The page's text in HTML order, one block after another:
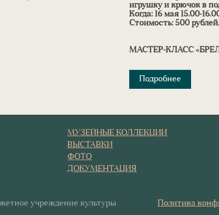
игрушку и крючок в
Когда: 16 мая 15.00-
Стоимость: 500 рублей.
МАСТЕР-КЛАСС
Подробнее
МУЗЕЙНЫЕ КОЛЛЕКЦИИ
ВЫСТАВКИ
ФОТО
ДОКУМЕНТАЦИЯ
учреждение культуры
Политика